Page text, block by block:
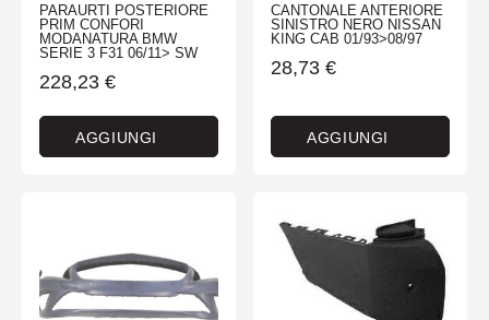
PARAURTI POSTERIORE
PRIM CONFORI
MODANATURA BMW
SERIE 3 F31 06/11> SW
228,23 €
AGGIUNGI
CANTONALE ANTERIORE
SINISTRO NERO NISSAN
KING CAB 01/93>08/97
28,73 €
AGGIUNGI